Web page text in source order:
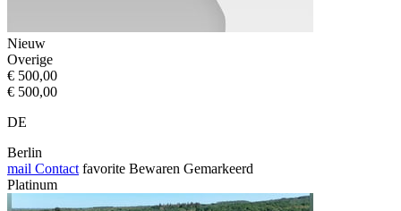
Nieuw
Overige
€ 500,00
€ 500,00
DE
Berlin
mail Contact favorite Bewaren Gemarkeerd
Platinum